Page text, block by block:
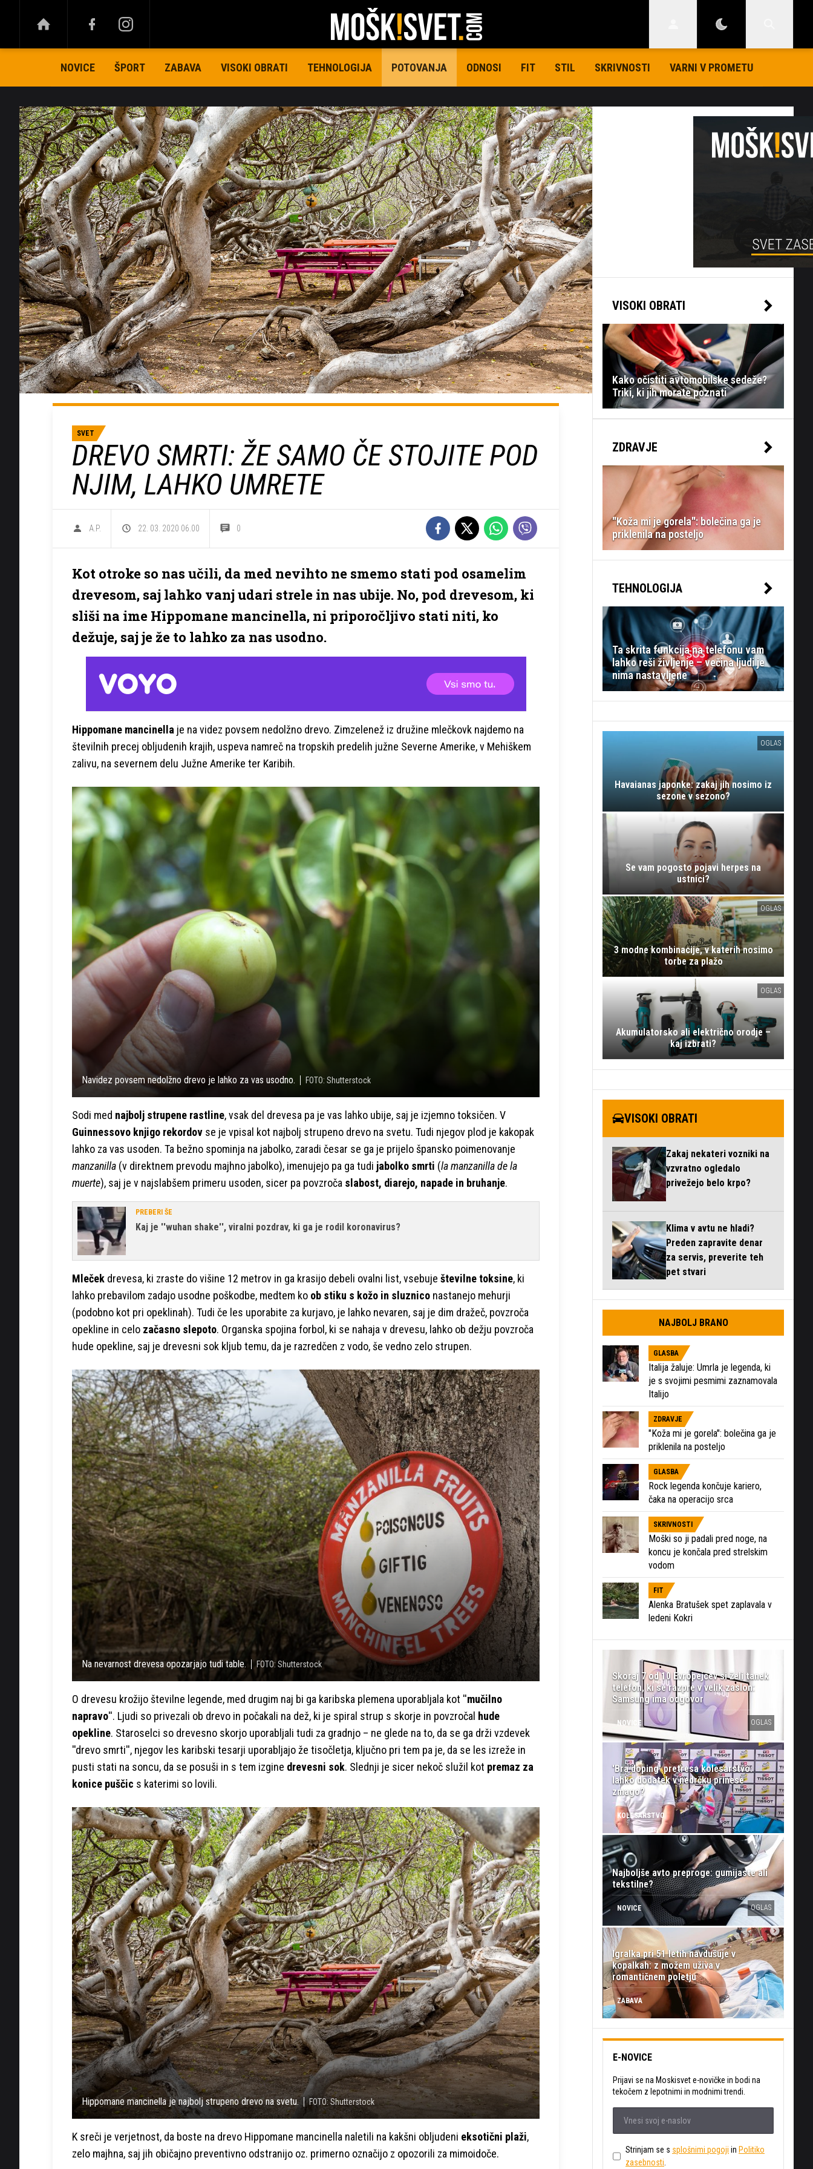
NOVICE ŠPORT ZABAVA VISOKI OBRATI TEHNOLOGIJA POTOVANJA ODNOSI FIT STIL SKRIVNOSTI VARNI V PROMETU
SVET
DREVO SMRTI: ŽE SAMO ČE STOJITE POD
NJIM, LAHKO UMRETE
A.P. 22. 03. 2020 06.00 0
Kot otroke so nas učili, da med nevihto ne smemo stati pod osamelim
drevesom, saj lahko vanj udari strele in nas ubije. No, pod drevesom, ki
sliši na ime Hippomane mancinella, ni priporočljivo stati niti, ko
dežuje, saj je že to lahko za nas usodno.
Hippomane mancinella je na videz povsem nedolžno drevo. Zimzelenež iz družine mlečkovk najdemo na
številnih precej obljudenih krajih, uspeva namreč na tropskih predelih južne Severne Amerike, v Mehiškem
zalivu, na severnem delu Južne Amerike ter Karibih.
Navidez povsem nedolžno drevo je lahko za vas usodno. FOTO: Shutterstock
Sodi med najbolj strupene rastline, vsak del drevesa pa je vas lahko ubije, saj je izjemno toksičen. V
Guinnessovo knjigo rekordov se je vpisal kot najbolj strupeno drevo na svetu. Tudi njegov plod je kakopak
lahko za vas usoden. Ta bežno spominja na jabolko, zaradi česar se ga je prijelo špansko poimenovanje
manzanilla (v direktnem prevodu majhno jabolko), imenujejo pa ga tudi jabolko smrti (la manzanilla de la
muerte), saj je v najslabšem primeru usoden, sicer pa povzroča slabost, diarejo, napade in bruhanje.
PREBERI ŠE
Kaj je ''wuhan shake'', viralni pozdrav, ki ga je rodil koronavirus?
Mleček drevesa, ki zraste do višine 12 metrov in ga krasijo debeli ovalni list, vsebuje številne toksine, ki
lahko prebavilom zadajo usodne poškodbe, medtem ko ob stiku s kožo in sluznico nastanejo mehurji
(podobno kot pri opeklinah). Tudi če les uporabite za kurjavo, je lahko nevaren, saj je dim dražeč, povzroča
opekline in celo začasno slepoto. Organska spojina forbol, ki se nahaja v drevesu, lahko ob dežju povzroča
hude opekline, saj je drevesni sok kljub temu, da je razredčen z vodo, še vedno zelo strupen.
Na nevarnost drevesa opozarjajo tudi table. FOTO: Shutterstock
O drevesu krožijo številne legende, med drugim naj bi ga karibska plemena uporabljala kot ''mučilno
napravo''. Ljudi so privezali ob drevo in počakali na dež, ki je spiral strup s skorje in povzročal hude
opekline. Staroselci so drevesno skorjo uporabljali tudi za gradnjo – ne glede na to, da se ga drži vzdevek
''drevo smrti'', njegov les karibski tesarji uporabljajo že tisočletja, ključno pri tem pa je, da se les izreže in
pusti stati na soncu, da se posuši in s tem izgine drevesni sok. Slednji je sicer nekoč služil kot premaz za
konice puščic s katerimi so lovili.
Hippomane mancinella je najbolj strupeno drevo na svetu. FOTO: Shutterstock
K sreči je verjetnost, da boste na drevo Hippomane mancinella naletili na kakšni obljudeni eksotični plaži,
zelo majhna, saj jih običajno preventivno odstranijo oz. primerno označijo z opozorili za mimoidoče.
VISOKI OBRATI
Kako očistiti avtomobilske sedeže?
Triki, ki jih morate poznati
ZDRAVJE
"Koža mi je gorela": bolečina ga je
priklenila na posteljo
TEHNOLOGIJA
Ta skrita funkcija na telefonu vam
lahko reši življenje – večina ljudi je
nima nastavljene
OGLAS
Havaianas japonke: zakaj jih nosimo iz
sezone v sezono?
Se vam pogosto pojavi herpes na
ustnici?
OGLAS
3 modne kombinacije, v katerih nosimo
torbe za plažo
OGLAS
Akumulatorsko ali električno orodje –
kaj izbrati?
VISOKI OBRATI
Zakaj nekateri vozniki na
vzvratno ogledalo
privežejo belo krpo?
Klima v avtu ne hladi?
Preden zapravite denar
za servis, preverite teh
pet stvari
NAJBOLJ BRANO
GLASBA
Italija žaluje: Umrla je legenda, ki
je s svojimi pesmimi zaznamovala
Italijo
ZDRAVJE
"Koža mi je gorela": bolečina ga je
priklenila na posteljo
GLASBA
Rock legenda končuje kariero,
čaka na operacijo srca
SKRIVNOSTI
Moški so ji padali pred noge, na
koncu je končala pred strelskim
vodom
FIT
Alenka Bratušek spet zaplavala v
ledeni Kokri
Skoraj 7 od 10 Evropejcev si želi tanek
telefon, ki se razpre v velik zaslon:
Samsung ima odgovor
NOVICE OGLAS
'Bra doping' pretresa kolesarstvo:
lahko dodatek v nedrčku prinese
zmago?
KOLESARSTVO
Najboljše avto preproge: gumijaste ali
tekstilne?
NOVICE OGLAS
Igralka pri 51 letih navdušuje v
kopalkah: z možem uživa v
romantičnem poletju
ZABAVA
E-NOVICE
Prijavi se na Moskisvet e-novičke in bodi na
tekočem z lepotnimi in modnimi trendi.
Strinjam se s splošnimi pogoji in Politiko
zasebnosti